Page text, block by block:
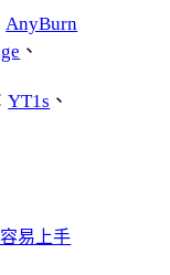
AnyBurn
、
YT1s 、
易上手